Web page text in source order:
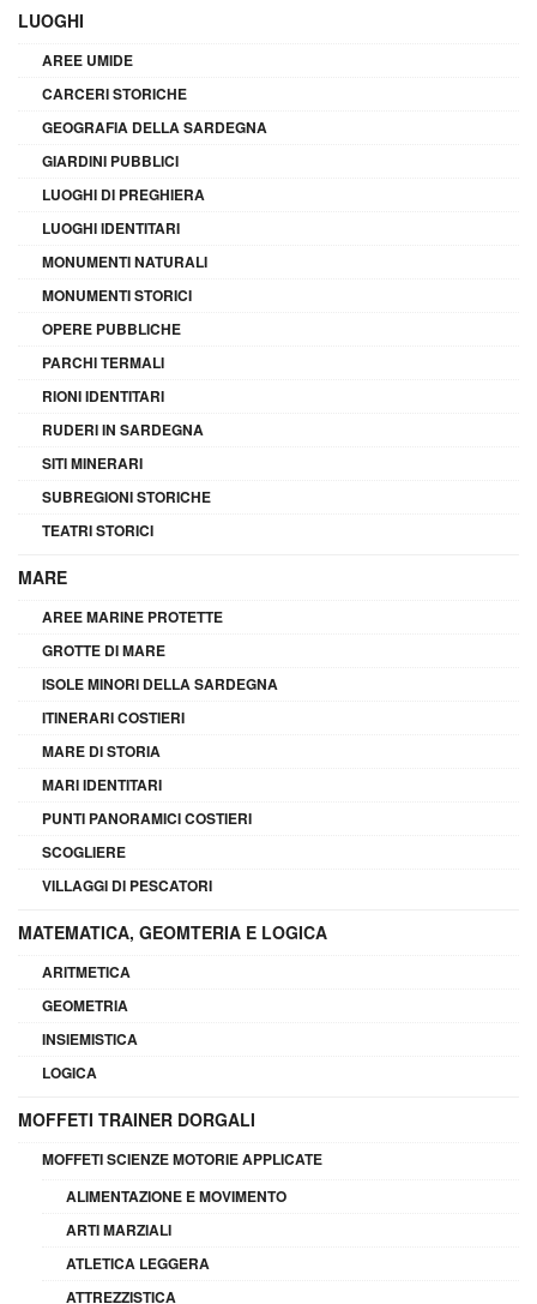
LUOGHI
AREE UMIDE
CARCERI STORICHE
GEOGRAFIA DELLA SARDEGNA
GIARDINI PUBBLICI
LUOGHI DI PREGHIERA
LUOGHI IDENTITARI
MONUMENTI NATURALI
MONUMENTI STORICI
OPERE PUBBLICHE
PARCHI TERMALI
RIONI IDENTITARI
RUDERI IN SARDEGNA
SITI MINERARI
SUBREGIONI STORICHE
TEATRI STORICI
MARE
AREE MARINE PROTETTE
GROTTE DI MARE
ISOLE MINORI DELLA SARDEGNA
ITINERARI COSTIERI
MARE DI STORIA
MARI IDENTITARI
PUNTI PANORAMICI COSTIERI
SCOGLIERE
VILLAGGI DI PESCATORI
MATEMATICA, GEOMTERIA E LOGICA
ARITMETICA
GEOMETRIA
INSIEMISTICA
LOGICA
MOFFETI TRAINER DORGALI
MOFFETI SCIENZE MOTORIE APPLICATE
ALIMENTAZIONE E MOVIMENTO
ARTI MARZIALI
ATLETICA LEGGERA
ATTREZZISTICA